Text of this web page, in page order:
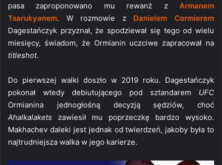
pasa zaproponowano mu rewanż z Armanem
Tsarukyanem. W rozmowie z Danielem Cormierem
Dagestańczyk przyznał, że spodziewał się tego od wielu
miesięcy, świadom, że Ormianin uczciwe zapracował na
titleshot.
Do pierwszej walki doszło w 2019 roku. Dagestańczyk
pokonał wtedy debiutującego pod sztandarem UFC
Ormianina jednogłośną decyzją sędziów, choć
Ahalkalakets zawiesił mu poprzeczkę bardzo wysoko.
Makhachev daleki jest jednak od twierdzeń, jakoby była to
najtrudniejsza walka w jego karierze.